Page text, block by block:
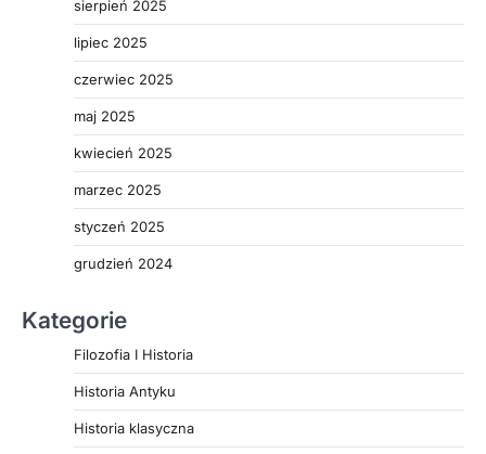
sierpień 2025
lipiec 2025
czerwiec 2025
maj 2025
kwiecień 2025
marzec 2025
styczeń 2025
grudzień 2024
Kategorie
Filozofia I Historia
Historia Antyku
Historia klasyczna